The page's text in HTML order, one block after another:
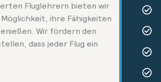
Fluglehrern bieten wir
ihre Fähigkeiten
Wir fördern den
dass jeder Flug ein